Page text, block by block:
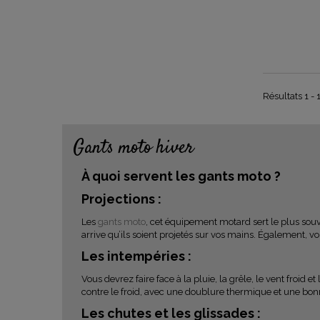
Résultats 1 -
Gants moto hiver
À quoi servent les gants moto ?
Projections :
Les gants moto, cet équipement motard sert le plus
arrive qu’ils soient projetés sur vos mains. Également,
Les intempéries :
Vous devrez faire face à la pluie, la grêle, le vent froid
contre le froid, avec une doublure thermique et une
Les chutes et les glissades :